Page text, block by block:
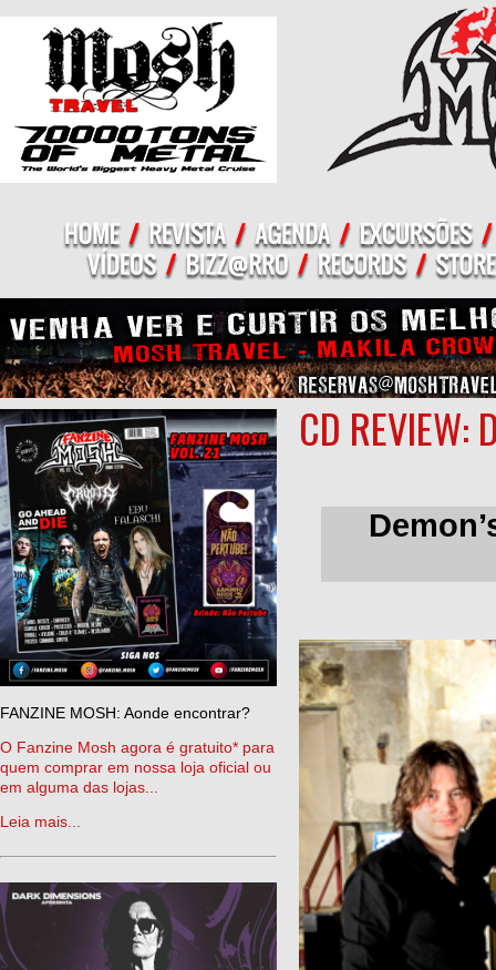
FANZINE MOSH: Aonde encontrar?
O Fanzine Mosh agora é gratuito* para
quem comprar em nossa loja oficial ou
em alguma das lojas...
Leia mais...
CD REVIEW: